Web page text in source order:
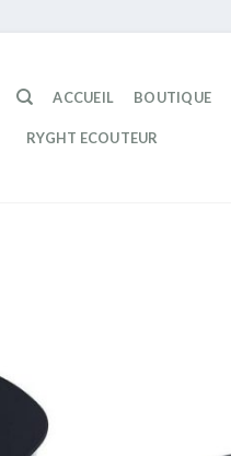
ACCUEIL BOUTIQUE
RYGHT ECOUTEUR